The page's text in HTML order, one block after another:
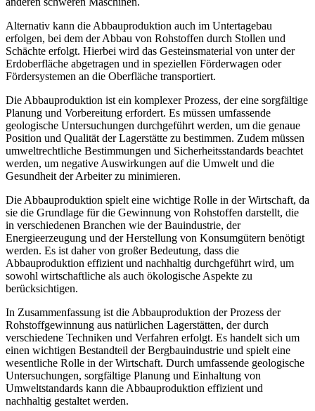
Alternativ kann die Abbauproduktion auch im Untertagebau
erfolgen, bei dem der Abbau von Rohstoffen durch Stollen und
Schächte erfolgt. Hierbei wird das Gesteinsmaterial von unter der
Erdoberfläche abgetragen und in speziellen Förderwagen oder
Fördersystemen an die Oberfläche transportiert.
Die Abbauproduktion ist ein komplexer Prozess, der eine sorgfältige
Planung und Vorbereitung erfordert. Es müssen umfassende
geologische Untersuchungen durchgeführt werden, um die genaue
Position und Qualität der Lagerstätte zu bestimmen. Zudem müssen
umweltrechtliche Bestimmungen und Sicherheitsstandards beachtet
werden, um negative Auswirkungen auf die Umwelt und die
Gesundheit der Arbeiter zu minimieren.
Die Abbauproduktion spielt eine wichtige Rolle in der Wirtschaft, da
sie die Grundlage für die Gewinnung von Rohstoffen darstellt, die
in verschiedenen Branchen wie der Bauindustrie, der
Energieerzeugung und der Herstellung von Konsumgütern benötigt
werden. Es ist daher von großer Bedeutung, dass die
Abbauproduktion effizient und nachhaltig durchgeführt wird, um
sowohl wirtschaftliche als auch ökologische Aspekte zu
berücksichtigen.
In Zusammenfassung ist die Abbauproduktion der Prozess der
Rohstoffgewinnung aus natürlichen Lagerstätten, der durch
verschiedene Techniken und Verfahren erfolgt. Es handelt sich um
einen wichtigen Bestandteil der Bergbauindustrie und spielt eine
wesentliche Rolle in der Wirtschaft. Durch umfassende geologische
Untersuchungen, sorgfältige Planung und Einhaltung von
Umweltstandards kann die Abbauproduktion effizient und
nachhaltig gestaltet werden.